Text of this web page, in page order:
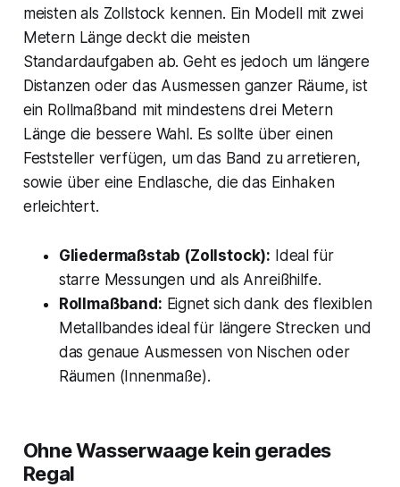
meisten als Zollstock kennen. Ein Modell mit zwei
Metern Länge deckt die meisten
Standardaufgaben ab. Geht es jedoch um längere
Distanzen oder das Ausmessen ganzer Räume, ist
ein Rollmaßband mit mindestens drei Metern
Länge die bessere Wahl. Es sollte über einen
Feststeller verfügen, um das Band zu arretieren,
sowie über eine Endlasche, die das Einhaken
erleichtert.
Gliedermaßstab (Zollstock): Ideal für
starre Messungen und als Anreißhilfe.
Rollmaßband: Eignet sich dank des flexiblen
Metallbandes ideal für längere Strecken und
das genaue Ausmessen von Nischen oder
Räumen (Innenmaße).
Ohne Wasserwaage kein gerades
Regal